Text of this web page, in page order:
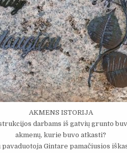
AKMENS ISTORIJA
darbams iš gatvių grunto
akmenų, kurie buvo atkasti?
Gintare pamačiusios